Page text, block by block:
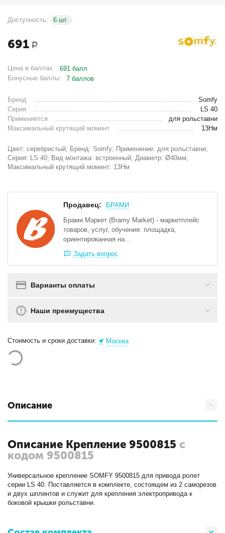
Доступность: 6 шт.
691 Р
Цена в баллах:
691 балл
Бонусные баллы:
7 баллов
Бренд
Somfy
Серия
LS 40
Применяется
для рольставни
Максимальный крутящий момент
13Нм
Цвет: серебристый; Бренд: Somfy; Применение: для рольставни;
Серия: LS 40; Вид монтажа: встроенный; Диаметр: Ø40мм;
Максимальный крутящий момент: 13Нм
Продавец:
БРАМИ
Брами Маркет (Bramy Market) - маркетплейс
товаров, услуг, обучения: площадка,
ориентированная на...
Задать вопрос
Варианты оплаты
Наши преимущества
Стоимость и сроки доставки: Москва
Описание
Описание Крепление 9500815 с
кодом 9500815
Универсальное крепление SOMFY 9500815 для привода ролет
серии LS 40. Поставляется в комплекте, состоящем из 2 саморезов
и двух шплинтов и служит для крепления электропривода к
боковой крышки рольставни.